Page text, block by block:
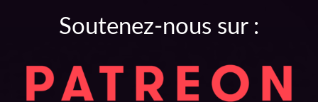
Soutenez-nous sur :